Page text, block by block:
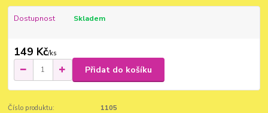
Dostupnost Skladem
149 Kč/ks
Přidat do košíku
Číslo produktu: 1105